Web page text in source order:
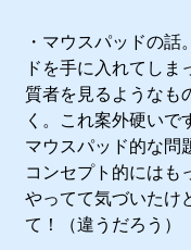
・マウスパッドの
ドを手に入れてしま
質者を見るようなも
く。これ案外硬いで
マウスパッド的な問
コンセプト的にはも
やってて気づいたけ
て！（違うだろう）